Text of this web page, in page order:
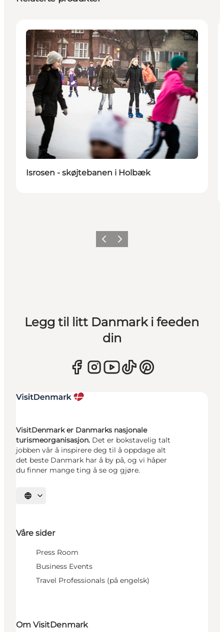
Begivenheder
Isrosen - skøjtebanen i Holbæk
ForrigeNeste
Legg til litt Danmark i feeden
din
VisitDenmark er Danmarks nasjonale
turismeorganisasjon. Det er bokstavelig talt
jobben vår å inspirere deg til å oppdage alt
det beste Danmark har å by på, og vi håper
du finner mange ting å se og gjøre.
Velg språk
Våre sider
Press Room
Business Events
Travel Professionals (på engelsk)
Om VisitDenmark